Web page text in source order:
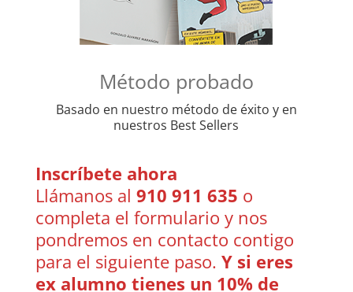
Método probado
Basado en nuestro método de éxito y en
nuestros Best Sellers
Inscríbete ahora
Llámanos al 910 911 635 o
completa el formulario y nos
pondremos en contacto contigo
para el siguiente paso. Y si eres
ex alumno tienes un 10% de